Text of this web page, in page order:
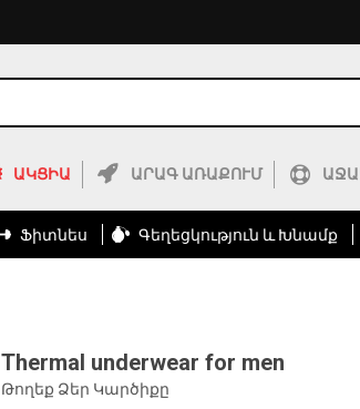
ԱԿՑԻԱ ԱՐԱԳ ԱՌԱՔՈՒՄ
Ֆիտնես Գեղեցկություն ԵՒ Խնամք
Thermal underwear for men
Թողեք Ձեր Կարծիքը